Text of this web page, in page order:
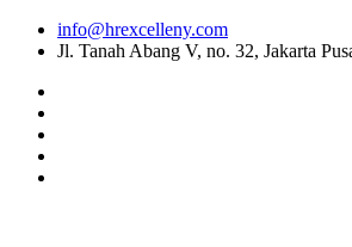
info@hrexcelleny.com
Jl. Tanah Abang V, no. 32, Jakarta